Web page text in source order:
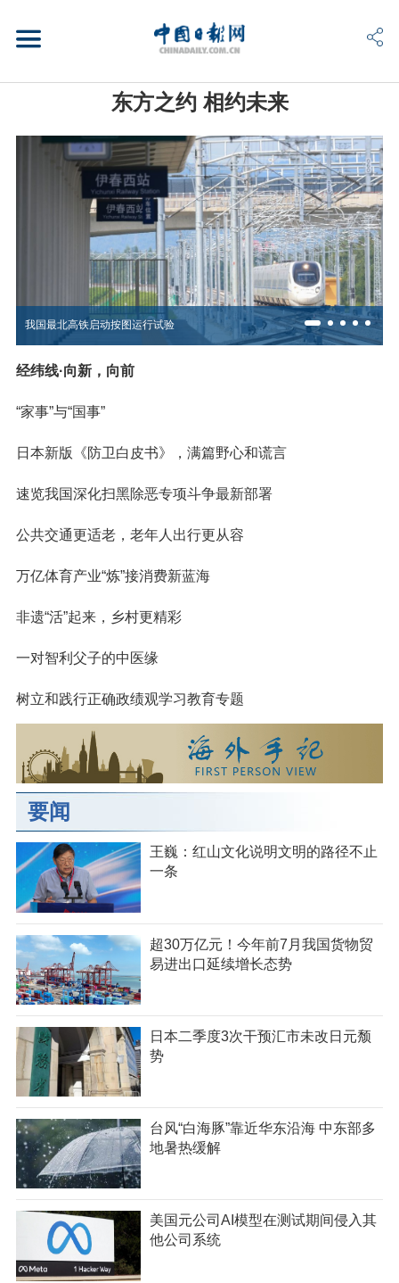
东方之约 相约未来
我国最北高铁启动按图运行试验
经纬线·向新，向前
“家事”与“国事”
日本新版《防卫白皮书》，满篇野心和谎言
速览我国深化扫黑除恶专项斗争最新部署
公共交通更适老，老年人出行更从容
万亿体育产业“炼”接消费新蓝海
非遗“活”起来，乡村更精彩
一对智利父子的中医缘
树立和践行正确政绩观学习教育专题
要闻
王巍：红山文化说明文明的路径不止
一条
超30万亿元！今年前7月我国货物贸
易进出口延续增长态势
日本二季度3次干预汇市未改日元颓
势
台风“白海豚”靠近华东沿海 中东部多
地暑热缓解
美国元公司AI模型在测试期间侵入其
他公司系统